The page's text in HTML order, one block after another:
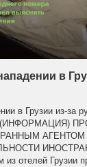
в
в Грузии из-за
отелей Грузии